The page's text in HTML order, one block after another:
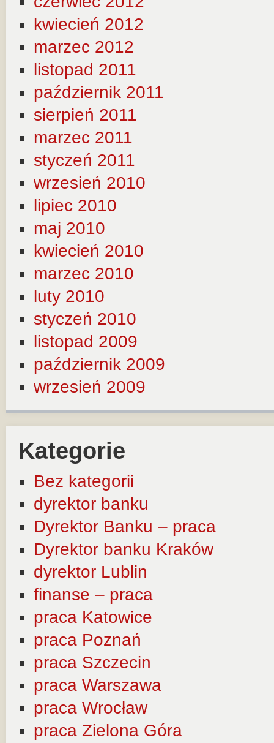
kwiecień 2012
marzec 2012
listopad 2011
październik 2011
sierpień 2011
marzec 2011
styczeń 2011
wrzesień 2010
lipiec 2010
maj 2010
kwiecień 2010
marzec 2010
luty 2010
styczeń 2010
listopad 2009
październik 2009
wrzesień 2009
Kategorie
Bez kategorii
dyrektor banku
Dyrektor Banku – praca
Dyrektor banku Kraków
dyrektor Lublin
finanse – praca
praca Katowice
praca Poznań
praca Szczecin
praca Warszawa
praca Wrocław
praca Zielona Góra